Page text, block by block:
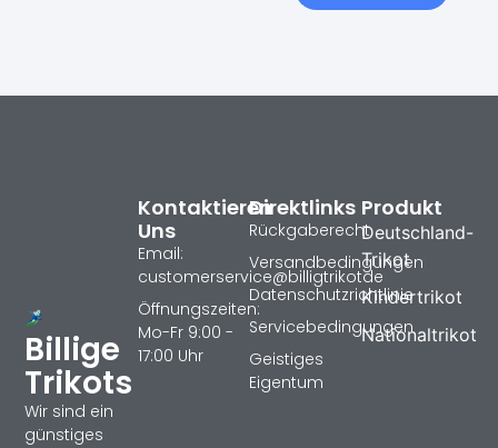
Billige
Trikots
Wir sind ein
günstiges
Produkt
Deutschland-
Trikot
Kindertrikot
Nationaltrikot
Direktlinks
Rückgaberecht
Versandbedingungen
Datenschutzrichtlinie
Servicebedingungen
Geistiges
Eigentum
Kontaktieren
Uns
Email:
customerservice@billigtrikotde
Öffnungszeiten:
Mo-Fr 9:00 -
17:00 Uhr